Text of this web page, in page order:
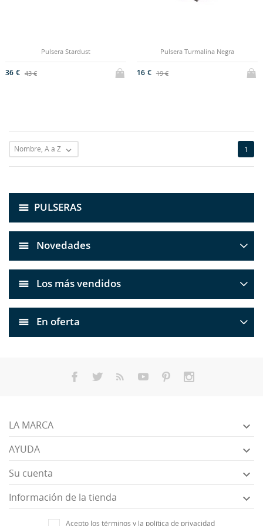
PULSERAS
Novedades
Los más vendidos
En oferta
Pulsera Stardust
36 € 43 €
Pulsera Turmalina Negra
16 € 19 €
Nombre, A a Z  1
LA MARCA 
AYUDA 
Su cuenta 
Información de la tienda 
Acepto los términos y la política de privacidad